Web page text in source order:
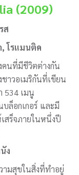
(2009)
ส
โรแมนติค
คนที่มีชีวิตต่างกัน
าวอเมริกันที่เขียน
534 เมนู
ล็อกเกอร์ และมี
สร็จภายในหนึ่งปี
ง
ามสุขในสิ่งที่ทำอยู่